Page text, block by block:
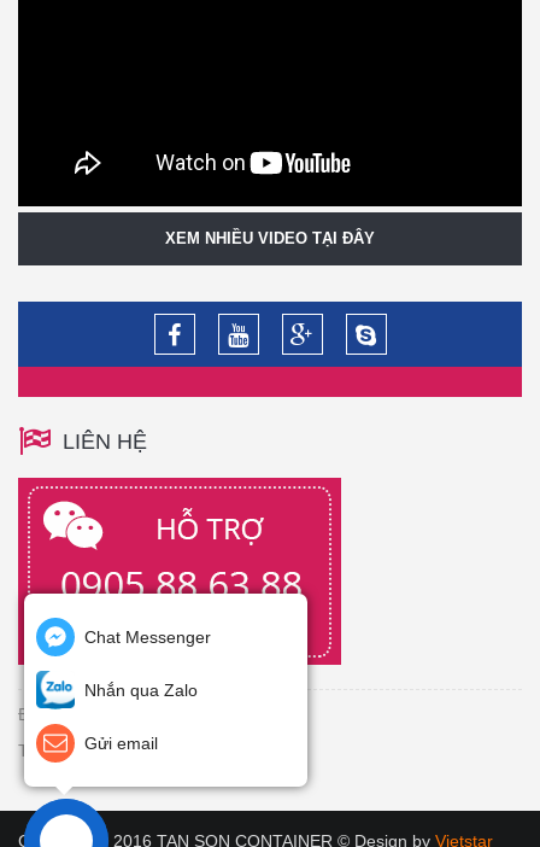
XEM NHIỀU VIDEO TẠI ĐÂY
LIÊN HỆ
Đang Online: 1
Tổng truy cập:
Copyright © 2016 TAN SON CONTAINER © Design by Vietstar
Chat Messenger
Nhắn qua Zalo
Gửi email